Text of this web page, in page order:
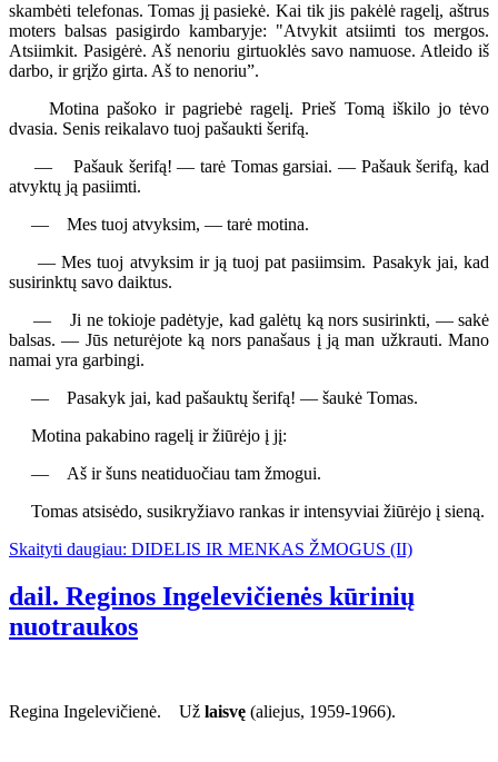
skambėti telefonas. Tomas jį pasiekė. Kai tik jis pakėlė ragelį, aštrus
moters balsas pasigirdo kambaryje: "Atvykit atsiimti tos mergos.
Atsiimkit. Pasigėrė. Aš nenoriu girtuoklės savo namuose. Atleido iš
darbo, ir grįžo girta. Aš to nenoriu”.
Motina pašoko ir pagriebė ragelį. Prieš Tomą iškilo jo tėvo
dvasia. Senis reikalavo tuoj pašaukti šerifą.
— Pašauk šerifą! — tarė Tomas garsiai. — Pašauk šerifą, kad
atvyktų ją pasiimti.
— Mes tuoj atvyksim, — tarė motina.
— Mes tuoj atvyksim ir ją tuoj pat pasiimsim. Pasakyk jai, kad
susirinktų savo daiktus.
— Ji ne tokioje padėtyje, kad galėtų ką nors susirinkti, — sakė
balsas. — Jūs neturėjote ką nors panašaus į ją man užkrauti. Mano
namai yra garbingi.
— Pasakyk jai, kad pašauktų šerifą! — šaukė Tomas.
Motina pakabino ragelį ir žiūrėjo į jį:
— Aš ir šuns neatiduočiau tam žmogui.
Tomas atsisėdo, susikryžiavo rankas ir intensyviai žiūrėjo į sieną.
Skaityti daugiau: DIDELIS IR MENKAS ŽMOGUS (II)
dail. Reginos Ingelevičienės kūrinių
nuotraukos
Regina Ingelevičienė. Už laisvę (aliejus, 1959-1966).